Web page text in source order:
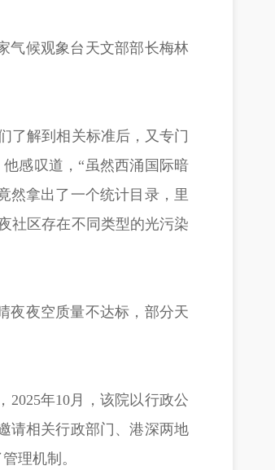
气候观象台天文部部长梅林
了解到相关标准后，又专门
感叹道，“虽然西涌国际暗
然拿出了一个统计目录，里
社区存在不同类型的光污染
夜夜空质量不达标，部分天
年10月，该院以行政公
请相关行政部门、港深两地
理机制。